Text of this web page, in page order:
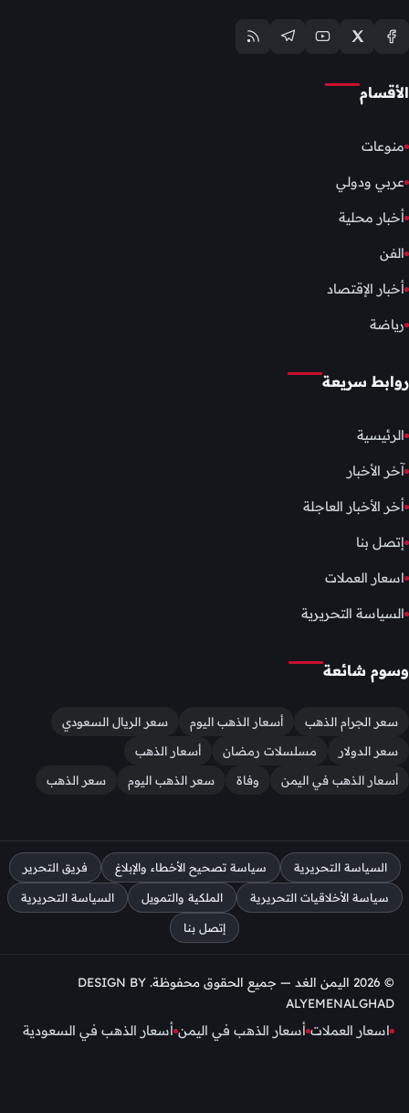
الأقسام
منوعات
عربي ودولي
أخبار محلية
الفن
أخبار الإقتصاد
رياضة
روابط سريعة
الرئيسية
آخر الأخبار
أخر الأخبار العاجلة
إتصل بنا
اسعار العملات
السياسة التحريرية
وسوم شائعة
سعر الجرام الذهب أسعار الذهب اليوم
سعر الريال السعودي
سعر الدولار
مسلسلات رمضان
أسعار الذهب
أسعار الذهب في اليمن
وفاة سعر الذهب اليوم سعر الذهب
السياسة التحريرية سياسة تصحيح الأخطاء والإبلاغ فريق التحرير
سياسة الأخلاقيات التحريرية الملكية والتمويل السياسة التحريرية
إتصل بنا
© 2026 اليمن الغد — جميع الحقوق محفوظة. DESIGN BY
ALYEMENALGHAD
اسعار العملات أسعار الذهب في اليمن أسعار الذهب في السعودية